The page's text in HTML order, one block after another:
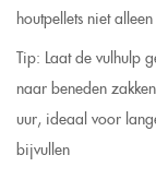
houtpellets niet
Tip: Laat de vulhulp
naar beneden
uur, ideaal voor
bijvullen